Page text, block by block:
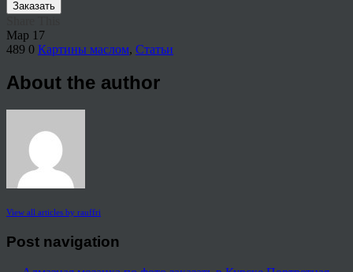
Заказать
Мар 17
489 0 Картины маслом, Статьи
About the author
View all articles by rauffri
Post navigation